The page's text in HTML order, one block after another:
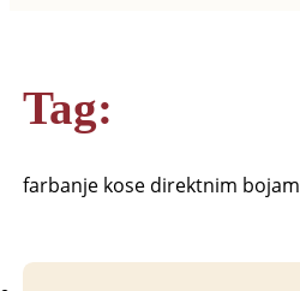
Tag:
farbanje kose direktnim